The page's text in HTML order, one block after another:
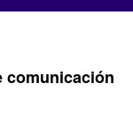
comunicación